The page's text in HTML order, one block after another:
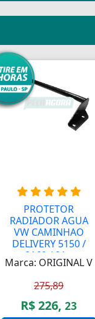
PROTETOR
RADIADOR AGUA
VW CAMINHAO
DELIVERY 5150 /
8160 / 91...
Marca: ORIGINAL V
275,89
R$ 226, 23